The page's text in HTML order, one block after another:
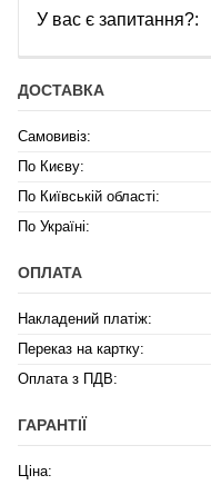
У вас є запитання?:
ДОСТАВКА
Самовивіз:
По Києву:
По Київській області:
По Україні:
ОПЛАТА
Накладений платіж:
Переказ на картку:
Оплата з ПДВ:
ГАРАНТІЇ
Ціна: